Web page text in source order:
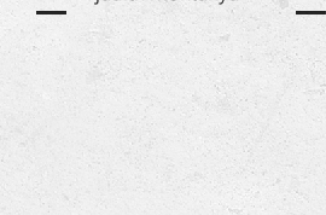
FARMÀCIA
934290582